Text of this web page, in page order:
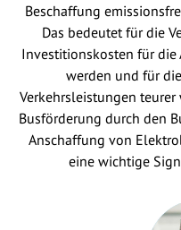
Beschaffung
Das bedeutet für die
Investitionskosten für
werden und für
Verkehrsleistungen teurer
Busförderung durch den
Anschaffung von
eine wichtige